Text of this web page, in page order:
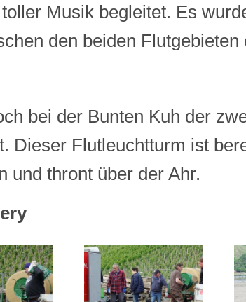
Musik begleitet. Es
den beiden Flutgebieten
bei der Bunten Kuh der
Dieser Flutleuchtturm ist
und thront über der Ahr.